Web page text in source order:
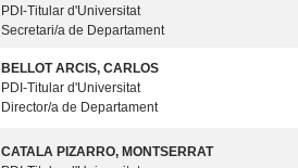
PDI-Titular d'Universitat
Secretari/a de Departament
BELLOT ARCIS, CARLOS
PDI-Titular d'Universitat
Director/a de Departament
CATALA PIZARRO, MONTSERRAT